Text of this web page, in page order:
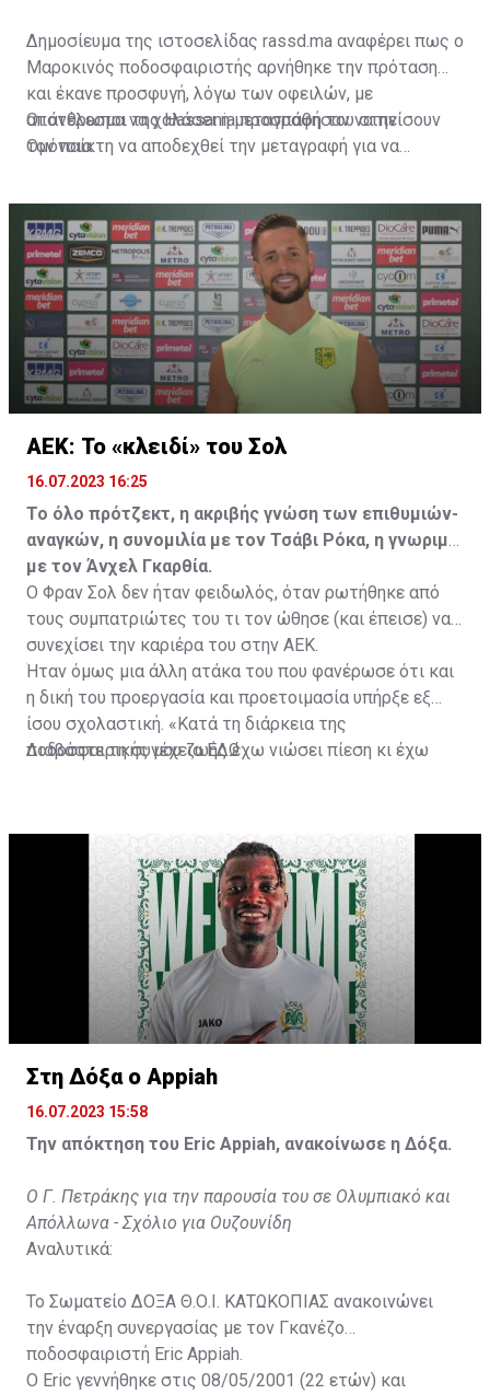
Δημοσίευμα της ιστοσελίδας rassd.ma αναφέρει πως ο
Μαροκινός ποδοσφαιριστής αρνήθηκε την πρόταση
και έκανε προσφυγή, λόγω των οφειλών, με
αποτέλεσμα να χαλάσει η μεταγραφή του στην
Ομόνοια.
Οι άνθρωποι της Hassania προσπάθησαν να πείσουν
τον παίκτη να αποδεχθεί την μεταγραφή για να
να λύσει το συμβόλαιό του, ώστε να μετακομίσει
ελεύθερα σε οποιαδήποτε νέα ομάδα το τρέχον
καλοκαίρι.
ΑΕΚ: Το «κλειδί» του Σολ
16.07.2023 16:25
Το όλο πρότζεκτ, η ακριβής γνώση των επιθυμιών-
αναγκών, η συνομιλία με τον Τσάβι Ρόκα, η γνωριμία
με τον Άνχελ Γκαρθία.
Ο Φραν Σολ δεν ήταν φειδωλός, όταν ρωτήθηκε από
τους συμπατριώτες του τι τον ώθησε (και έπεισε) να
συνεχίσει την καριέρα του στην ΑΕΚ.
Ήταν όμως μια άλλη ατάκα του που φανέρωσε ότι και
η δική του προεργασία και προετοιμασία υπήρξε εξ
ίσου σχολαστική. «Κατά τη διάρκεια της
ποδοσφαιρικής μου ζωής έχω νιώσει πίεση κι έχω
Διαβάστε τη συνέχειαΕΔΩ
Στη Δόξα ο Appiah
16.07.2023 15:58
Την απόκτηση του Eric Appiah, ανακοίνωσε η Δόξα.
Ο Γ. Πετράκης για την παρουσία του σε Ολυμπιακό και
Απόλλωνα - Σχόλιο για Ουζουνίδη
Αναλυτικά:
Το Σωματείο ΔΟΞΑ Θ.Ο.Ι. ΚΑΤΩΚΟΠΙΑΣ ανακοινώνει
την έναρξη συνεργασίας με τον Γκανέζο
ποδοσφαιριστή Eric Appiah.
Ο Eric γεννήθηκε στις 08/05/2001 (22 ετών) και